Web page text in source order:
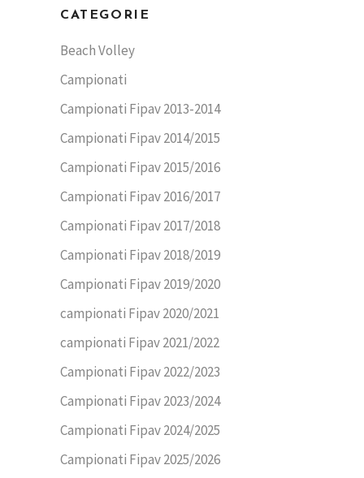
CATEGORIE
Beach Volley
Campionati
Campionati Fipav 2013-2014
Campionati Fipav 2014/2015
Campionati Fipav 2015/2016
Campionati Fipav 2016/2017
Campionati Fipav 2017/2018
Campionati Fipav 2018/2019
Campionati Fipav 2019/2020
campionati Fipav 2020/2021
campionati Fipav 2021/2022
Campionati Fipav 2022/2023
Campionati Fipav 2023/2024
Campionati Fipav 2024/2025
Campionati Fipav 2025/2026